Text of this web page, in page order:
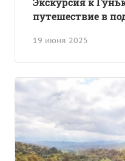
19 июня 2025
путешествие в